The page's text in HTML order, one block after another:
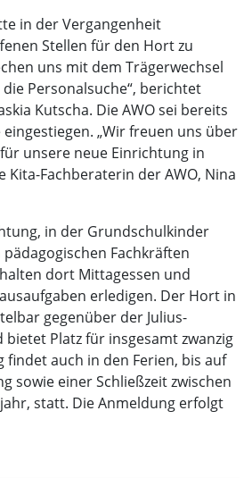
in der Vergangenheit
Stellen für den Hort zu
uns mit dem Trägerwechsel
Personalsuche“, berichtet
Kutscha. Die AWO sei bereits
„Wir freuen uns über
unsere neue Einrichtung in
Kita-Fachberaterin der AWO, Nina
in der Grundschulkinder
Fachkräften
dort Mittagessen und
erledigen. Der Hort in
gegenüber der Julius-
bietet Platz für insgesamt zwanzig
findet auch in den Ferien, bis auf
sowie einer Schließzeit zwischen
statt. Die Anmeldung erfolgt